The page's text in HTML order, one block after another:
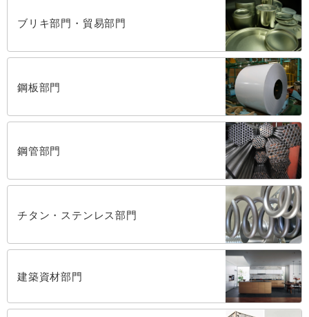
ブリキ部門・貿易部門
鋼板部門
鋼管部門
チタン・ステンレス部門
建築資材部門